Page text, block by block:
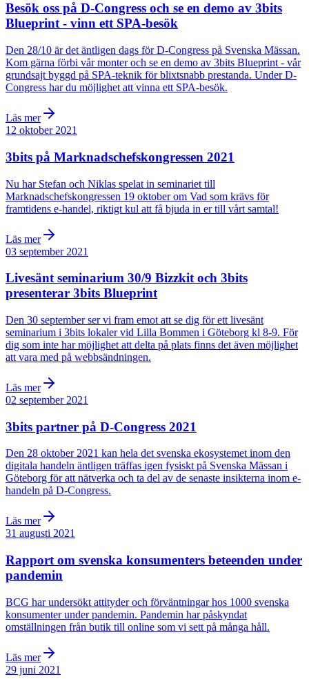
Besök oss på D-Congress och se en demo av 3bits
Blueprint - vinn ett SPA-besök
Den 28/10 är det äntligen dags för D-Congress på Svenska Mässan.
Kom gärna förbi vår monter och se en demo av 3bits Blueprint - vår
grundsajt byggd på SPA-teknik för blixtsnabb prestanda. Under D-
Congress har du möjlighet att vinna ett SPA-besök.
Läs mer
12 oktober 2021
3bits på Marknadschefskongressen 2021
Nu har Stefan och Niklas spelat in seminariet till
Marknadschefskongressen 19 oktober om Vad som krävs för
framtidens e-handel, riktigt kul att få bjuda in er till vårt samtal!
Läs mer
03 september 2021
Livesänt seminarium 30/9 Bizzkit och 3bits
presenterar 3bits Blueprint
Den 30 september ser vi fram emot att se dig för ett livesänt
seminarium i 3bits lokaler vid Lilla Bommen i Göteborg kl 8-9. För
dig som inte har möjlighet att delta på plats finns det även möjlighet
att vara med på webbsändningen.
Läs mer
02 september 2021
3bits partner på D-Congress 2021
Den 28 oktober 2021 kan hela det svenska ekosystemet inom den
digitala handeln äntligen träffas igen fysiskt på Svenska Mässan i
Göteborg för att nätverka och ta del av de senaste insikterna inom e-
handeln på D-Congress.
Läs mer
31 augusti 2021
Rapport om svenska konsumenters beteenden under
pandemin
BCG har undersökt attityder och förväntningar hos 1000 svenska
konsumenter under pandemin. Pandemin har påskyndat
omställningen från butik till online som vi sett på många håll.
Läs mer
29 juni 2021